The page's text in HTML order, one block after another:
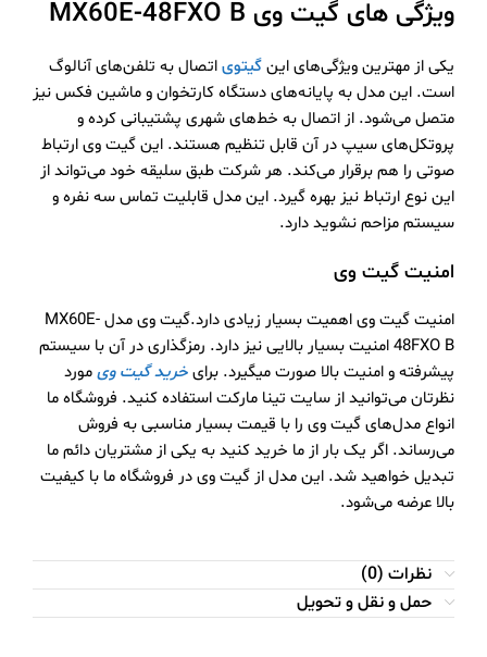
ویژگی ‌های گیت وی MX60E-48FXO B
یکی از مهترین ویژگی‌های اینگیتویاتصال به تلفن‌های آنالوگ
است. این مدل به پایانه‌های دستگاه کارتخوان و ماشین فکس نیز
متصل ‌می‌شود. از اتصال به خط‌های شهری پشتیبانی کرده و
پروتکل‌های سیپ در آن قابل تنظیم هستند. این گیت وی ارتباط
صوتی را هم برقرار ‌می‌کند. هر شرکت طبق سلیقه خود ‌می‌تواند از
این نوع ارتباط نیز بهره گیرد. این مدل قابلیت تماس سه نفره و
سیستم مزاحم نشوید دارد.
امنیت گیت وی
امنیت گیت وی اهمیت بسیار زیادی دارد.گیت وی مدل MX60E-
48FXO B امنیت بسیار بالایی نیز دارد. رمزگذاری در آن با سیستم
پیشرفته و امنیت بالا صورت ‌میگیرد. برایخرید گیت ویمورد
نظرتان ‌می‌توانید از سایت تینا مارکت استفاده کنید. فروشگاه ما
انواع مدل‌های گیت وی را با قیمت بسیار مناسبی به فروش
‌می‌رساند. اگر یک بار از ما خرید کنید به یکی از مشتریان دائم ما
تبدیل خواهید شد‌. این مدل از گیت وی در فروشگاه ما با کیفیت
بالا عرضه ‌می‌شود‌.
نظرات (0)
حمل و نقل و تحویل